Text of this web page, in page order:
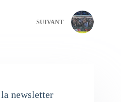
SUIVANT
newsletter